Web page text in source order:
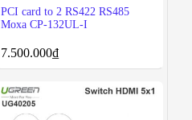
PCI card to 2 RS422 RS485
Moxa CP-132UL-I
7.500.000₫